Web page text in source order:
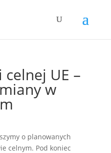
UE –
w
o planowanych
celnym. Pod koniec